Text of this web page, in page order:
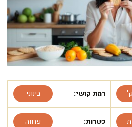
רמת קושי: בינוני
כשרות: פרווה